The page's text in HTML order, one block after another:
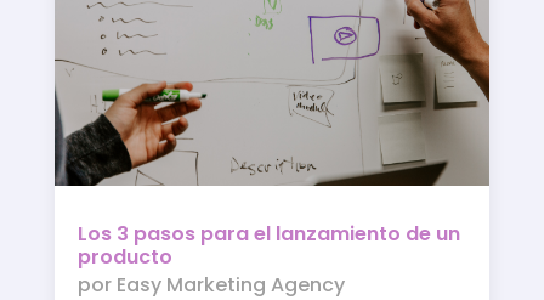
Los 3 pasos para el lanzamiento de un
producto
por Easy Marketing Agency